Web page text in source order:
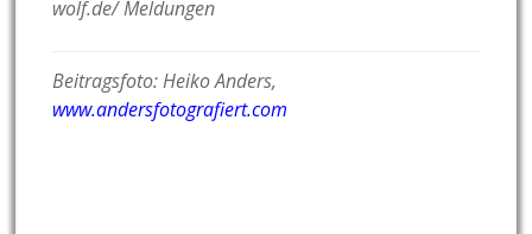
wolf.de/ Meldungen
Beitragsfoto: Heiko Anders,
www.andersfotografiert.com